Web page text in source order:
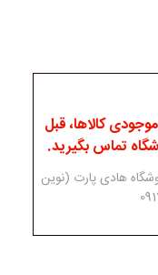
کالاها، قبل
تماس بگیرید.
هادی پارت (نوین